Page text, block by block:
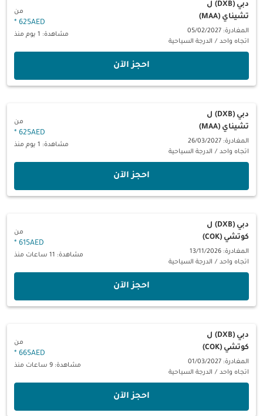
دبي (DXB)
ل
تشيناي (MAA)
المغادرة: 05/02/2027
اتجاه واحد / الدرجة السياحية
من
625AED
*
مشاهدة: 1 يوم منذ
‫احجز الآن‬
دبي (DXB)
ل
تشيناي (MAA)
المغادرة: 26/03/2027
اتجاه واحد / الدرجة السياحية
من
625AED
*
مشاهدة: 1 يوم منذ
‫احجز الآن‬
دبي (DXB)
ل
كوتشي (COK)
المغادرة: 13/11/2026
اتجاه واحد / الدرجة السياحية
من
615AED
*
مشاهدة: 11 ساعات منذ
‫احجز الآن‬
دبي (DXB)
ل
كوتشي (COK)
المغادرة: 01/03/2027
اتجاه واحد / الدرجة السياحية
من
665AED
*
مشاهدة: 9 ساعات منذ
‫احجز الآن‬